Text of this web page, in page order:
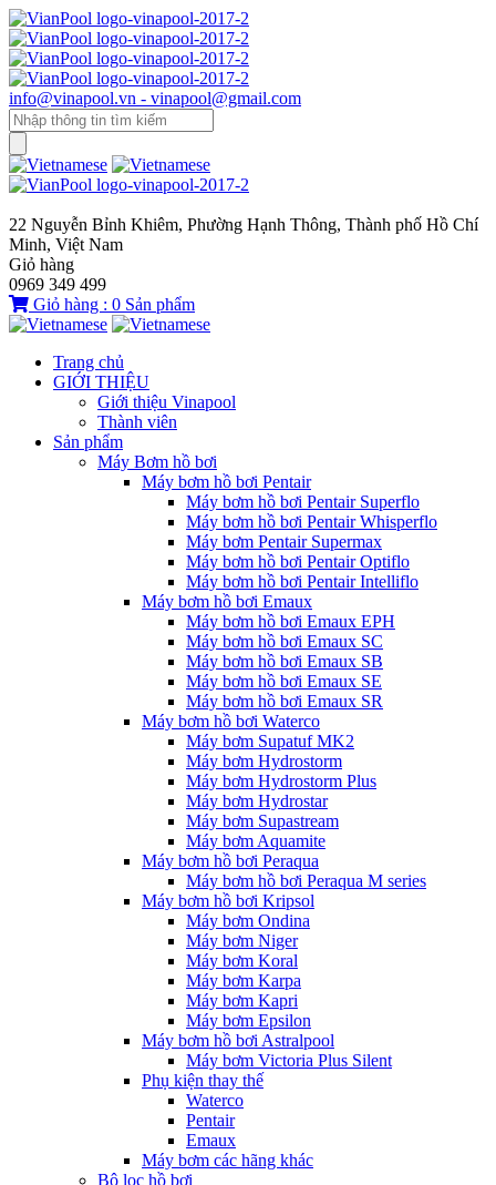
info@vinapool.vn - vinapool@gmail.com
22 Nguyễn Bỉnh Khiêm, Phường Hạnh Thông, Thành phố Hồ Chí
Minh, Việt Nam
Giỏ hàng
0969 349 499
Giỏ hàng : 0 Sản phẩm
Trang chủ
GIỚI THIỆU
Giới thiệu Vinapool
Thành viên
Sản phẩm
Máy Bơm hồ bơi
Máy bơm hồ bơi Pentair
Máy bơm hồ bơi Pentair Superflo
Máy bơm hồ bơi Pentair Whisperflo
Máy bơm Pentair Supermax
Máy bơm hồ bơi Pentair Optiflo
Máy bơm hồ bơi Pentair Intelliflo
Máy bơm hồ bơi Emaux
Máy bơm hồ bơi Emaux EPH
Máy bơm hồ bơi Emaux SC
Máy bơm hồ bơi Emaux SB
Máy bơm hồ bơi Emaux SE
Máy bơm hồ bơi Emaux SR
Máy bơm hồ bơi Waterco
Máy bơm Supatuf MK2
Máy bơm Hydrostorm
Máy bơm Hydrostorm Plus
Máy bơm Hydrostar
Máy bơm Supastream
Máy bơm Aquamite
Máy bơm hồ bơi Peraqua
Máy bơm hồ bơi Peraqua M series
Máy bơm hồ bơi Kripsol
Máy bơm Ondina
Máy bơm Niger
Máy bơm Koral
Máy bơm Karpa
Máy bơm Kapri
Máy bơm Epsilon
Máy bơm hồ bơi Astralpool
Máy bơm Victoria Plus Silent
Phụ kiện thay thế
Waterco
Pentair
Emaux
Máy bơm các hãng khác
Bộ lọc hồ bơi